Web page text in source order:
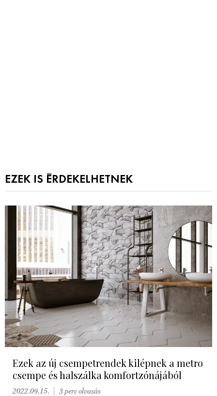
EZEK IS ÉRDEKELHETNEK
Ezek az új csempetrendek kilépnek a metro
csempe és halszálka komfortzónájából
2022.09.15. 3 perc olvasás